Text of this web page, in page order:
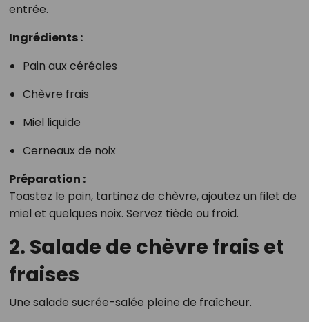
entrée.
Ingrédients :
Pain aux céréales
Chèvre frais
Miel liquide
Cerneaux de noix
Préparation :
Toastez le pain, tartinez de chèvre, ajoutez un filet de
miel et quelques noix. Servez tiède ou froid.
2. Salade de chèvre frais et
fraises
Une salade sucrée-salée pleine de fraîcheur.